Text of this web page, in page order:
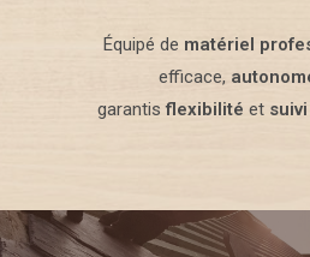
Équipé de matériel
efficace,
garantisflexibilité et